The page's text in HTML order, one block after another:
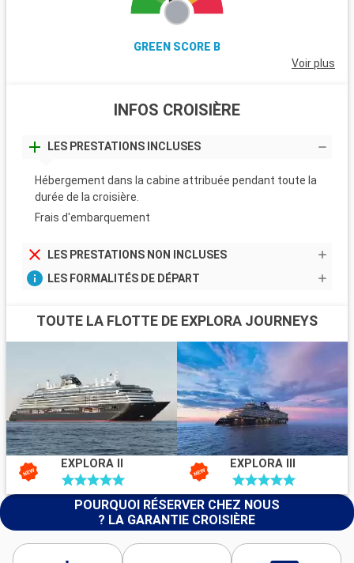
GREEN SCORE B
Voir plus
INFOS CROISIÈRE
LES PRESTATIONS INCLUSES
Hébergement dans la cabine attribuée pendant toute la
durée de la croisière.
Frais d'embarquement
LES PRESTATIONS NON INCLUSES
LES FORMALITÉS DE DÉPART
TOUTE LA FLOTTE DE EXPLORA JOURNEYS
EXPLORA II EXPLORA III
POURQUOI RÉSERVER CHEZ NOUS
? LA GARANTIE CROISIÈRE